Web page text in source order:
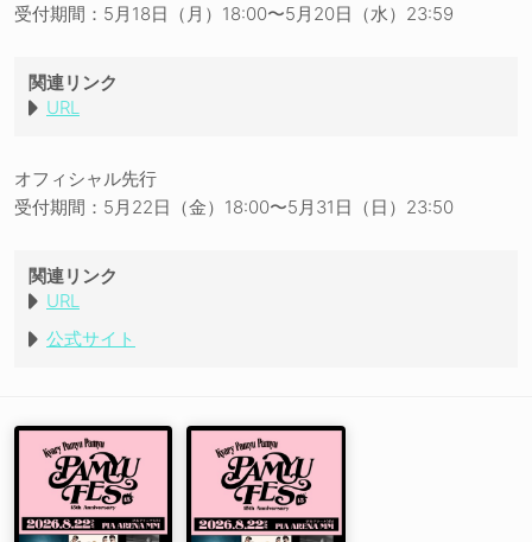
受付期間：5月18日（月）18:00〜5月20日（水）23:59
関連リンク
URL
オフィシャル先行
受付期間：5月22日（金）18:00〜5月31日（日）23:50
関連リンク
URL
公式サイト